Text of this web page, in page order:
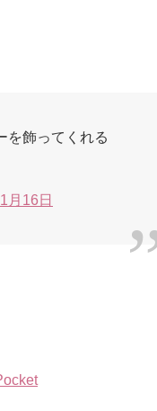
を飾ってくれる
月16日